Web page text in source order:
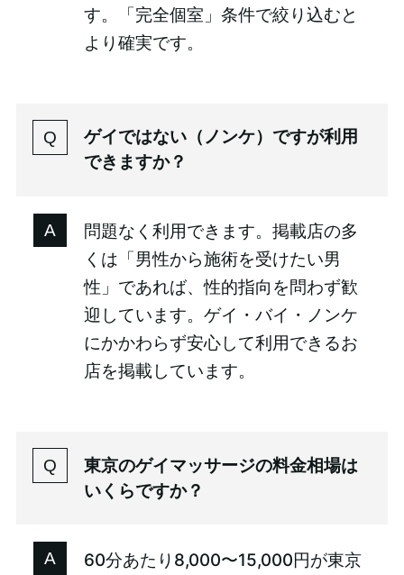
す。「完全個室」条件で絞り込むと
より確実です。
ゲイではない（ノンケ）ですが利用
できますか？
問題なく利用できます。掲載店の多
くは「男性から施術を受けたい男
性」であれば、性的指向を問わず歓
迎しています。ゲイ・バイ・ノンケ
にかかわらず安心して利用できるお
店を掲載しています。
東京のゲイマッサージの料金相場は
いくらですか？
60分あたり8,000〜15,000円が東京